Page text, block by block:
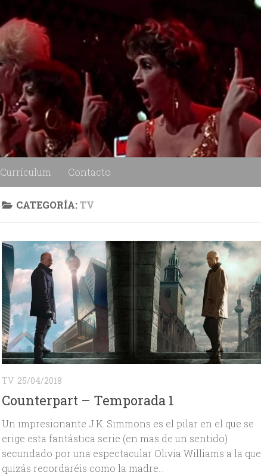
Currículum Contacto
CATEGORÍA:TV
TV 25/04/2018
Counterpart – Temporada 1
Un impresionante J.K. Simmons es el pilar en el que se
erige esta fantástica serie (en mas de un sentido)
secundado por una espectacular Olivia Williams a la que
quizás recordaréis como la madre...